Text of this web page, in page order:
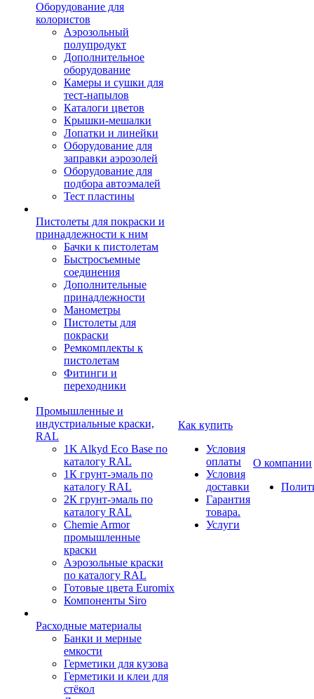
Оборудование для
колористов
Аэрозольный
полупродукт
Дополнительное
оборудование
Камеры и сушки для
тест-напылов
Каталоги цветов
Крышки-мешалки
Лопатки и линейки
Оборудование для
заправки аэрозолей
Оборудование для
подбора автоэмалей
Тест пластины
Пистолеты для покраски и
принадлежности к ним
Бачки к пистолетам
Быстросъемные
соединения
Дополнительные
принадлежности
Манометры
Пистолеты для
покраски
Ремкомплекты к
пистолетам
Фитинги и
переходники
Промышленные и
индустриальные краски,
RAL
1K Alkyd Eco Base по
каталогу RAL
1К грунт-эмаль по
каталогу RAL
2К грунт-эмаль по
каталогу RAL
Chemie Armor
промышленные
краски
Аэрозольные краски
по каталогу RAL
Готовые цвета Euromix
Компоненты Siro
Расходные материалы
Банки и мерные
емкости
Герметики для кузова
Герметики и клеи для
стёкол
Как купить
Условия
оплаты
Условия
доставки
Гарантия
товара.
Услуги
О компании